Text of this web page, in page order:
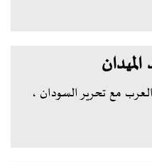
مع تحرير السودان ،